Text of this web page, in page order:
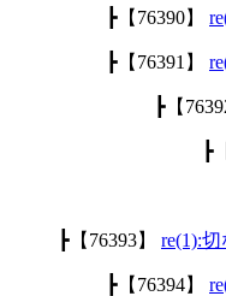
┣【76390】
┣【76391】
┣【
┣
┣【76393】 re(1):
┣【76394】